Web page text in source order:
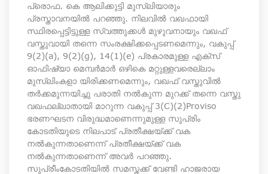
പ്രൊഫ. കെ ആലിക്കുട്ടി മുസ്ലിയാരും
പ്രസ്താവനയില്‍ പറഞ്ഞു. നിലവിൽ വഖഫായി
സ്ഥിരപ്പെട്ടിട്ടുള്ള സ്വത്തുക്കൾ മുഴുവനായും വഖഫ്
വസ്തുവായി തന്നെ സംരക്ഷിക്കപ്പെടണമെന്നും, വകുപ്പ്
9(2)(a), 9(2)(g), 14(1)(e) പ്രകാരമുള്ള എക്സ്
ഓഫിഷ്യാ മെമ്പർമാർ ഒഴികെ മറ്റുള്ളവരെല്ലാം
മുസ്ലിംകളാ യിരിക്കണമെന്നും, വഖഫ് വസ്തുവിൽ
തർക്കമുന്നയിച്ചു പരാതി നൽകുന്ന മുറക്ക് തന്നെ വസ്തു
വഖഫല്ലാതായി മാറുന്ന വകുപ്പ് 3(C)(2)Proviso
ഭരണഘടന വിരുദ്ധമാണെന്നുമുള്ള സുപ്രിം
കോടതിയുടെ നിലപാട് പ്രതീക്ഷയ്ക്ക് വക
നൽകുന്നതാണെന്ന് പ്രതീക്ഷയ്ക്ക് വക
നൽകുന്നതാണെന്ന് അവർ പറഞ്ഞു.
സുപ്രീംകോടതിയില്‍ സമസ്തക്ക് വേണ്ടി ഹാജരായ